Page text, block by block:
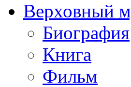
Верховный
Биография
Книга
Фильм